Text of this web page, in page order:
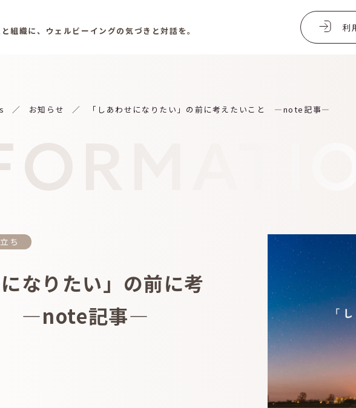
組織に、ウェルビーイングの気づきと対話を。 利
お知らせ 「しあわせになりたい」の前に考えたいこと —note記事—
ち
になりたい」の前に考
—note記事—